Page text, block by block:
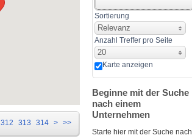
312 313 314 > >>
Sortierung
Relevanz
Anzahl Treffer pro Seite
20
Karte anzeigen
Beginne mit der Suche
nach einem
Unternehmen
Starte hier mit der Suche nach